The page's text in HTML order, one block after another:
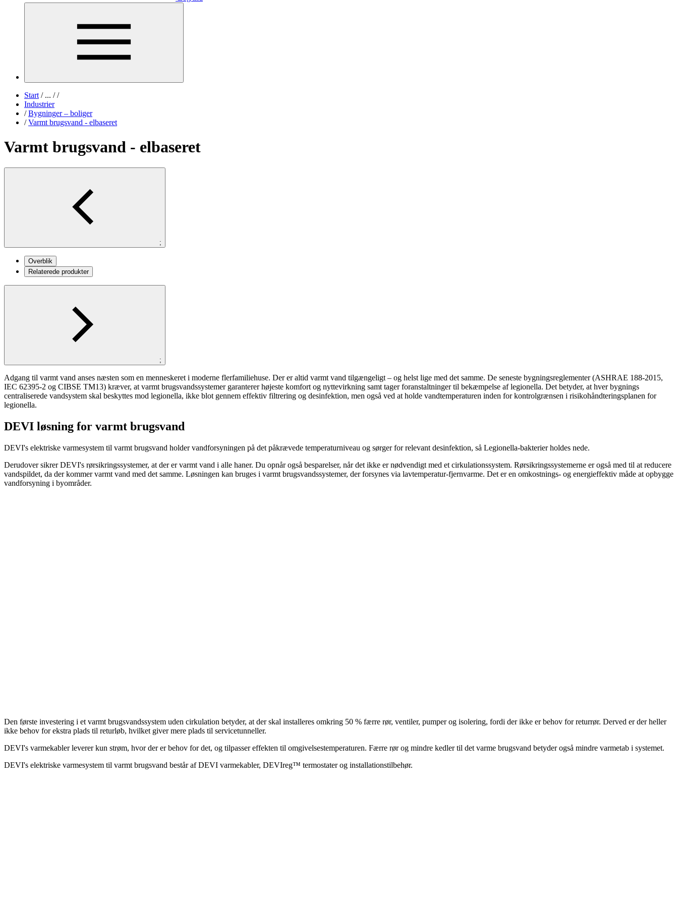
Start /... / /
Industrier
/ Bygninger – boliger
/ Varmt brugsvand - elbaseret
Varmt brugsvand - elbaseret
;
Overblik
Relaterede produkter
;
Adgang til varmt vand anses næsten som en menneskeret i moderne flerfamiliehuse. Der er altid varmt vand tilgængeligt – og helst lige med det samme. De seneste bygningsreglementer (ASHRAE 188-2015,
IEC 62395-2 og CIBSE TM13) kræver, at varmt brugsvandssystemer garanterer højeste komfort og nyttevirkning samt tager foranstaltninger til bekæmpelse af legionella. Det betyder, at hver bygnings
centraliserede vandsystem skal beskyttes mod legionella, ikke blot gennem effektiv filtrering og desinfektion, men også ved at holde vandtemperaturen inden for kontrolgrænsen i risikohåndteringsplanen for
legionella.
DEVI løsning for varmt brugsvand
DEVI's elektriske varmesystem til varmt brugsvand holder vandforsyningen på det påkrævede temperaturniveau og sørger for relevant desinfektion, så Legionella-bakterier holdes nede.
Derudover sikrer DEVI's rørsikringssystemer, at der er varmt vand i alle haner. Du opnår også besparelser, når det ikke er nødvendigt med et cirkulationssystem. Rørsikringssystemerne er også med til at reducere
vandspildet, da der kommer varmt vand med det samme. Løsningen kan bruges i varmt brugsvandssystemer, der forsynes via lavtemperatur-fjernvarme. Det er en omkostnings- og energieffektiv måde at opbygge
vandforsyning i byområder.
Den første investering i et varmt brugsvandssystem uden cirkulation betyder, at der skal installeres omkring 50 % færre rør, ventiler, pumper og isolering, fordi der ikke er behov for returrør. Derved er der heller
ikke behov for ekstra plads til returløb, hvilket giver mere plads til servicetunneller.
DEVI's varmekabler leverer kun strøm, hvor der er behov for det, og tilpasser effekten til omgivelsestemperaturen. Færre rør og mindre kedler til det varme brugsvand betyder også mindre varmetab i systemet.
DEVI's elektriske varmesystem til varmt brugsvand består af DEVI varmekabler, DEVIreg™ termostater og installationstilbehør.